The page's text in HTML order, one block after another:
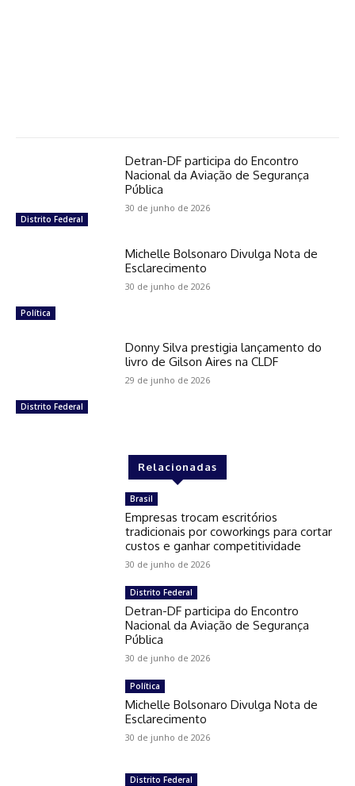
Distrito Federal
Detran-DF participa do Encontro
Nacional da Aviação de Segurança
Pública
30 de junho de 2026
Política
Michelle Bolsonaro Divulga Nota de
Esclarecimento
30 de junho de 2026
Distrito Federal
Donny Silva prestigia lançamento do
livro de Gilson Aires na CLDF
29 de junho de 2026
Relacionadas
Brasil
Empresas trocam escritórios
tradicionais por coworkings para cortar
custos e ganhar competitividade
30 de junho de 2026
Distrito Federal
Detran-DF participa do Encontro
Nacional da Aviação de Segurança
Pública
30 de junho de 2026
Política
Michelle Bolsonaro Divulga Nota de
Esclarecimento
30 de junho de 2026
Distrito Federal